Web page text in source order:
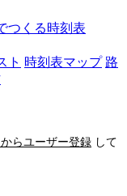
つくる時刻表
ト 時刻表マップ 路
らユーザー登録 して